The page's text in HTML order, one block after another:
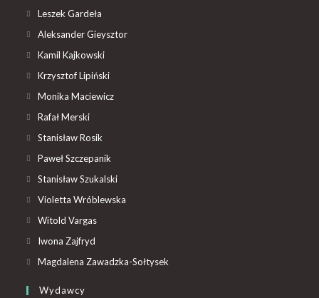
Leszek Gardeła
Aleksander Gieysztor
Kamil Kajkowski
Krzysztof Lipiński
Monika Maciewicz
Rafał Merski
Stanisław Rosik
Paweł Szczepanik
Stanisław Szukalski
Violetta Wróblewska
Witold Vargas
Iwona Zajfryd
Magdalena Zawadzka-Sołtysek
Wydawcy